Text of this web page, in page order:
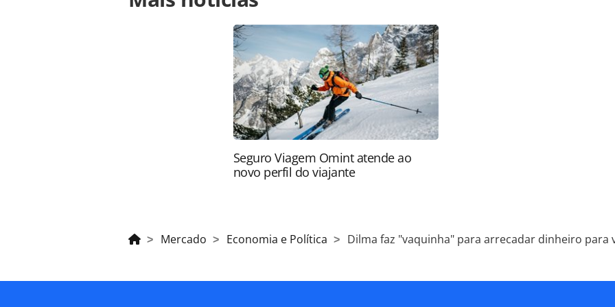
para-arrecadar-dinheiro-para-viagens_127019.html ou as ferramentas oferecidas na
página. Todo o conteúdo produzido pela PANROTAS Editora é protegido pela legislação
brasileira sobre direito autoral. Não reproduza o conteúdo sem autorização da
PANROTAS Editora (copyright@panrotas.com.br).
Seguro Viagem Omint atende ao
novo perfil do viajante
Mercado Economia e Política Dilma faz "vaquinha" para arrecadar dinheiro para